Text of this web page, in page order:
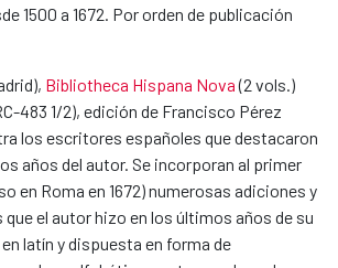
1500 a 1672. Por orden de publicación
Bibliotheca Hispana Nova(2 vols.)
483 1/2), edición de Francisco Pérez
los escritores españoles que destacaron
años del autor. Se incorporan al primer
en Roma en 1672) numerosas adiciones y
el autor hizo en los últimos años de su
latín y dispuesta en forma de